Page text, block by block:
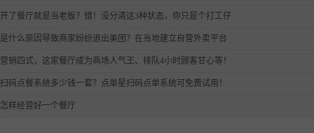
开了餐厅就是当老板？错！没分清这3种状态，你只是个打工仔
是什么原因导致商家纷纷退出美团？在当地建立自营外卖平台
营销四式，这家餐厅成为商场人气王、排队4小时顾客甘心等！
扫码点餐系统多少钱一套？点单星扫码点单系统可免费试用！
怎样经营好一个餐厅